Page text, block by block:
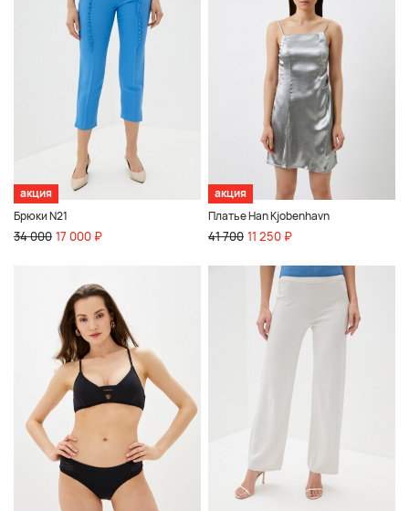
акция
Брюки N21
34 000 17 000 ₽
акция
Платье Han Kjobenhavn
41 700 11 250 ₽